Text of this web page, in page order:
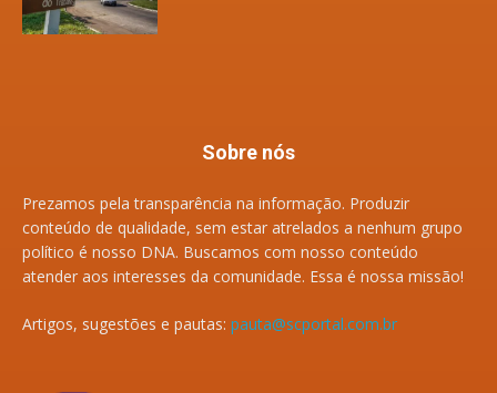
Sobre nós
Prezamos pela transparência na informação. Produzir
conteúdo de qualidade, sem estar atrelados a nenhum grupo
político é nosso DNA. Buscamos com nosso conteúdo
atender aos interesses da comunidade. Essa é nossa missão!
Artigos, sugestões e pautas: pauta@scportal.com.br